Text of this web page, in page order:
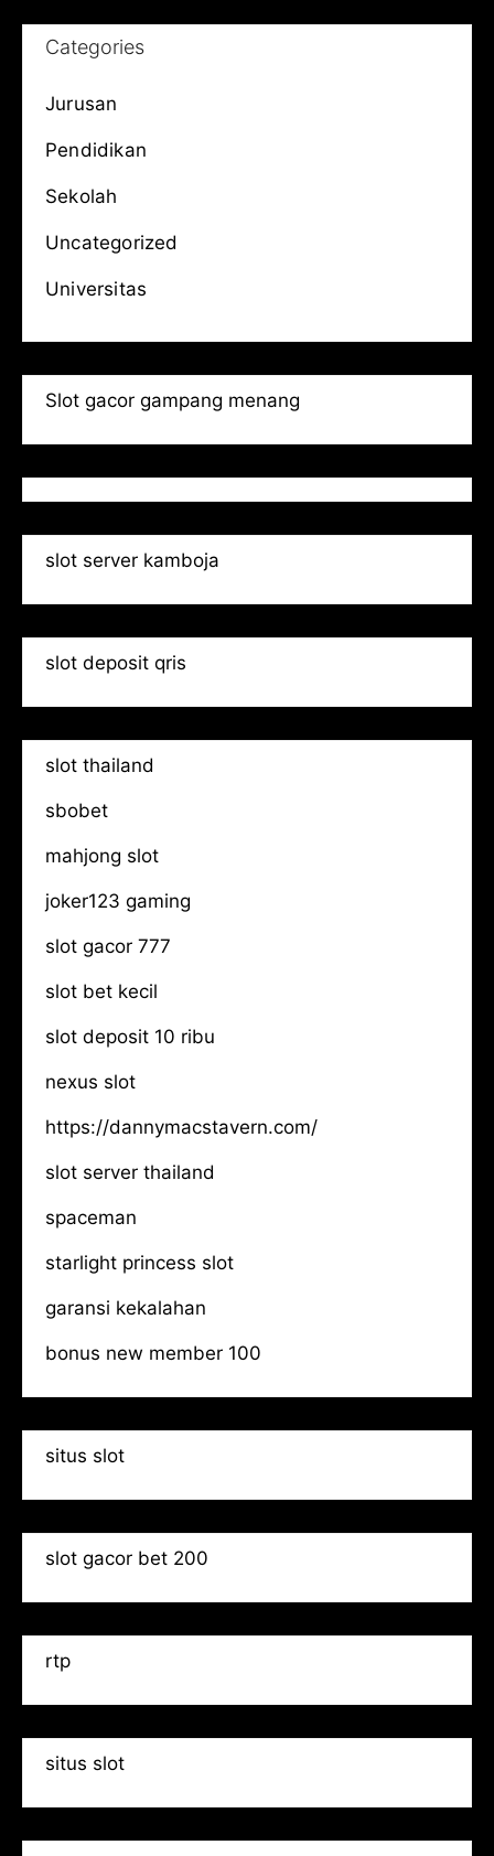
Categories
Jurusan
Pendidikan
Sekolah
Uncategorized
Universitas
Slot gacor gampang menang
slot server kamboja
slot deposit qris
slot thailand
sbobet
mahjong slot
joker123 gaming
slot gacor 777
slot bet kecil
slot deposit 10 ribu
nexus slot
https://dannymacstavern.com/
slot server thailand
spaceman
starlight princess slot
garansi kekalahan
bonus new member 100
situs slot
slot gacor bet 200
rtp
situs slot